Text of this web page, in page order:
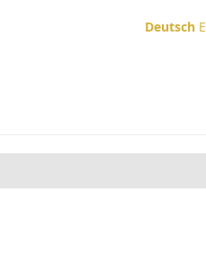
Deutsch